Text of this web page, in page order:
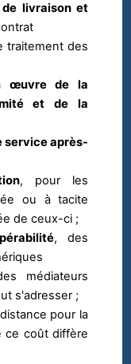
livraison et
traitement des
œuvre de la
et de la
service après-
, pour les
ou à tacite
de ceux-ci ;
, des
médiateurs
s'adresser ;
pour la
ce coût diffère